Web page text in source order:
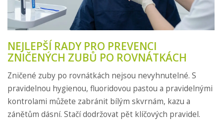
NEJLEPŠÍ RADY PRO PREVENCI
ZNIČENÝCH ZUBŮ PO ROVNÁTKÁCH
Zničené zuby po rovnátkách nejsou nevyhnutelné. S
pravidelnou hygienou, fluoridovou pastou a pravidelnými
kontrolami můžete zabránit bílým skvrnám, kazu a
zánětům dásní. Stačí dodržovat pět klíčových pravidel.